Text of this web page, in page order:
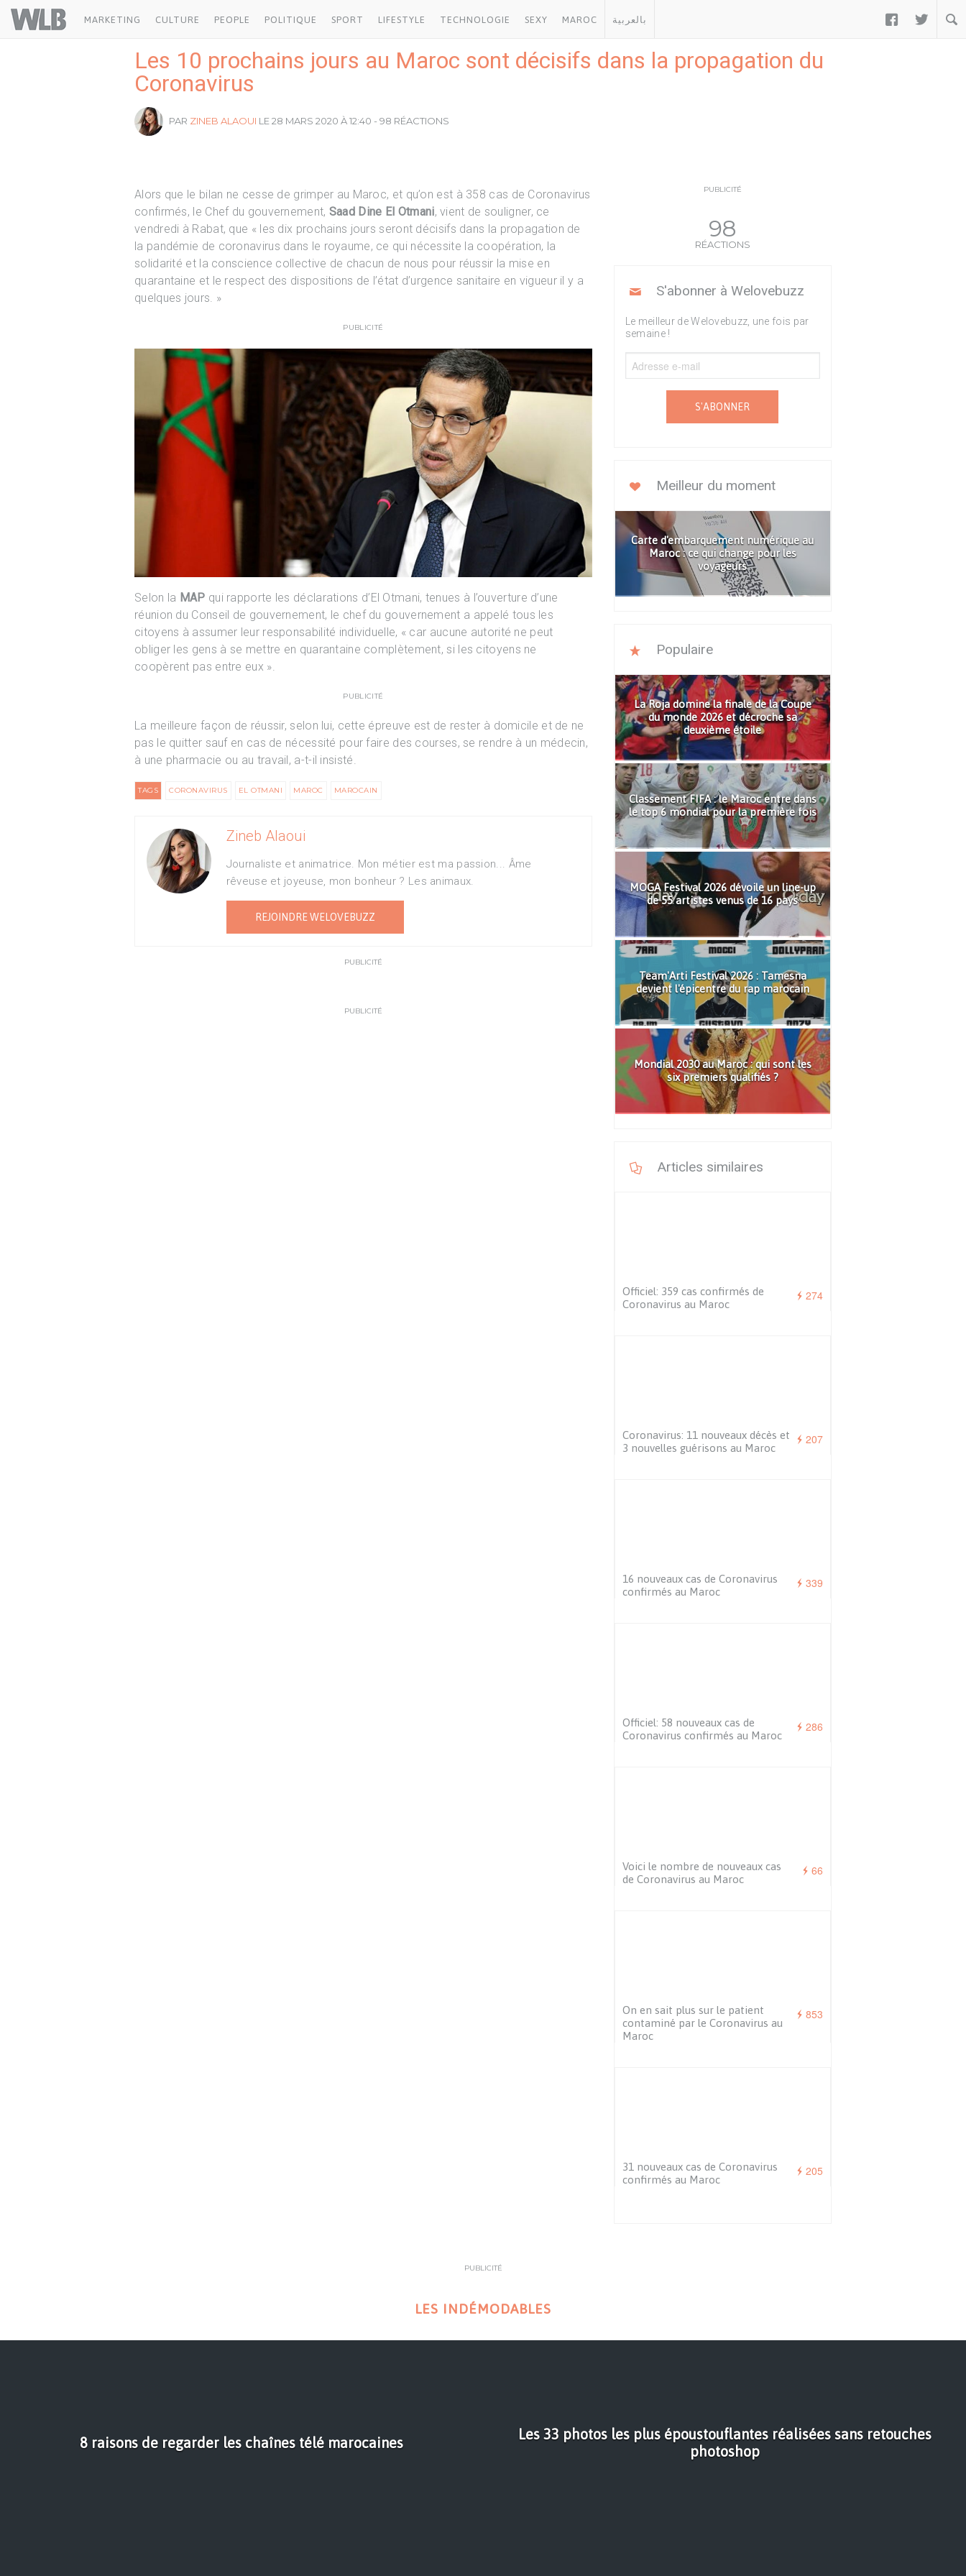
Welovebuzz
MARKETING CULTURE PEOPLE POLITIQUE SPORT LIFESTYLE TECHNOLOGIE SEXY MAROC بالعربية  
Les 10 prochains jours au Maroc sont décisifs dans la propagation du
Coronavirus
PAR ZINEB ALAOUI LE 28 MARS 2020 À 12:40 - 98 RÉACTIONS
Alors que le bilan ne cesse de grimper au Maroc, et qu’on est à 358 cas de Coronavirus
confirmés, le Chef du gouvernement, Saad Dine El Otmani, vient de souligner, ce
vendredi à Rabat, que « les dix prochains jours seront décisifs dans la propagation de
la pandémie de coronavirus dans le royaume, ce qui nécessite la coopération, la
solidarité et la conscience collective de chacun de nous pour réussir la mise en
quarantaine et le respect des dispositions de l’état d’urgence sanitaire en vigueur il y a
quelques jours. »
PUBLICITÉ
Selon la MAP qui rapporte les déclarations d’El Otmani, tenues à l’ouverture d’une
réunion du Conseil de gouvernement, le chef du gouvernement a appelé tous les
citoyens à assumer leur responsabilité individuelle, « car aucune autorité ne peut
obliger les gens à se mettre en quarantaine complètement, si les citoyens ne
coopèrent pas entre eux ».
PUBLICITÉ
La meilleure façon de réussir, selon lui, cette épreuve est de rester à domicile et de ne
pas le quitter sauf en cas de nécessité pour faire des courses, se rendre à un médecin,
à une pharmacie ou au travail, a-t-il insisté.
TAGS CORONAVIRUS EL OTMANI MAROC MAROCAIN
Zineb Alaoui
Journaliste et animatrice. Mon métier est ma passion... Âme
rêveuse et joyeuse, mon bonheur ? Les animaux.
REJOINDRE WELOVEBUZZ
PUBLICITÉ
PUBLICITÉ
PUBLICITÉ
98
RÉACTIONS
S'abonner à Welovebuzz
Le meilleur de Welovebuzz, une fois par
semaine !
S'ABONNER
Meilleur du moment
Carte d'embarquement numérique au
Maroc : ce qui change pour les
voyageurs
Populaire
La Roja domine la finale de la Coupe
du monde 2026 et décroche sa
deuxième étoile
Classement FIFA : le Maroc entre dans
le top 6 mondial pour la première fois
MOGA Festival 2026 dévoile un line-up
de 55 artistes venus de 16 pays
Team'Arti Festival 2026 : Tamesna
devient l'épicentre du rap marocain
Mondial 2030 au Maroc : qui sont les
six premiers qualifiés ?
Articles similaires
274
Officiel: 359 cas confirmés de
Coronavirus au Maroc
207
Coronavirus: 11 nouveaux décès et
3 nouvelles guérisons au Maroc
339
16 nouveaux cas de Coronavirus
confirmés au Maroc
286
Officiel: 58 nouveaux cas de
Coronavirus confirmés au Maroc
66
Voici le nombre de nouveaux cas
de Coronavirus au Maroc
853
On en sait plus sur le patient
contaminé par le Coronavirus au
Maroc
205
31 nouveaux cas de Coronavirus
confirmés au Maroc
PUBLICITÉ
LES INDÉMODABLES
8 raisons de regarder les chaînes télé marocaines
Les 33 photos les plus époustouflantes réalisées sans retouches
photoshop